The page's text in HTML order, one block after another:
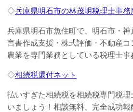
◇兵庫県明石市の林茂明税理士事務
兵庫県明石市魚住町で、明石市・
言書作成支援・株式評価・不動産コ
農業を専門業務としている税理士事
◇相続税還付ネット
払いすぎた相続税を相続税専門税
いましょう！相談無料、完全成功報